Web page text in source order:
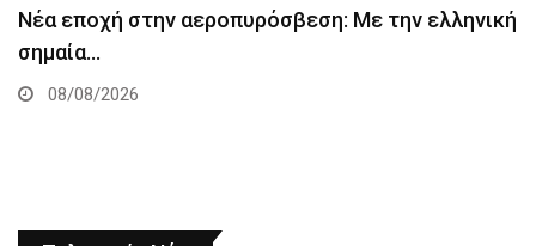
Νέα εποχή στην αεροπυρόσβεση: Με την ελληνική
σημαία…
08/08/2026